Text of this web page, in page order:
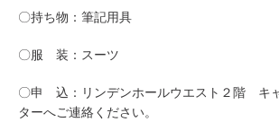
〇持ち物：筆記用具
〇服 装：スーツ
〇申 込：リンデンホールウエスト２階 キ
ターへご連絡ください。